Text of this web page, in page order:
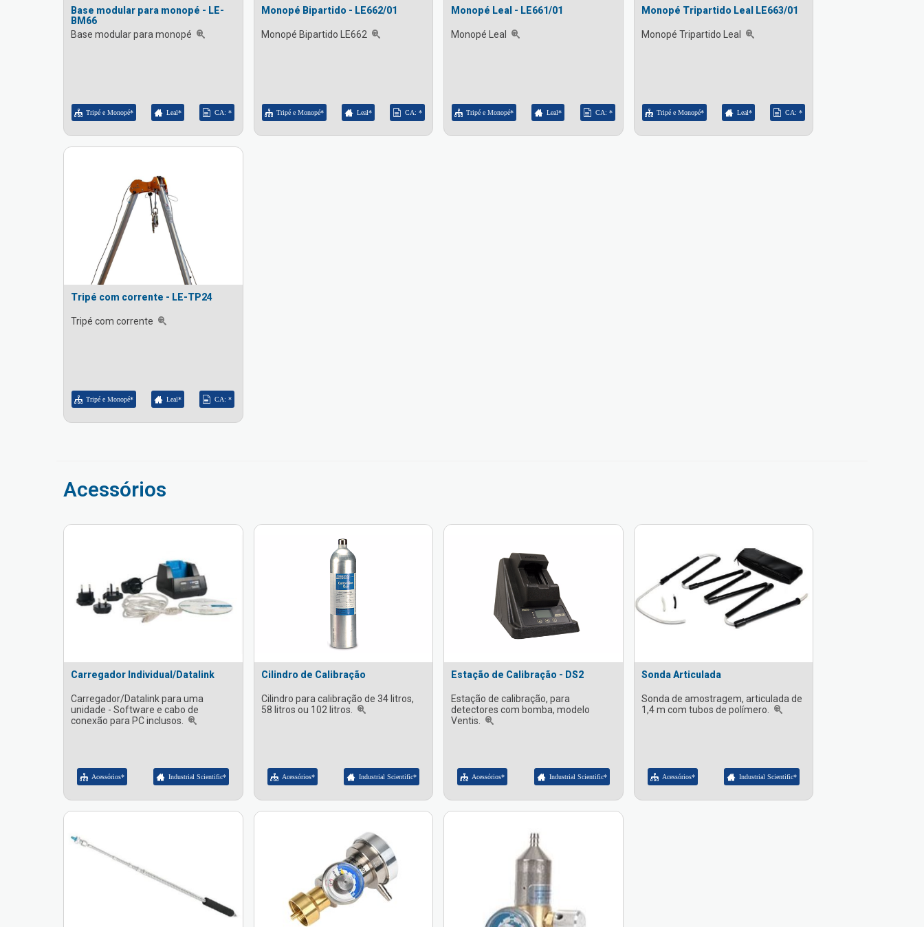
Base modular para monopé - LE-
BM66
Base modular para monopé
Tripé e Monopé* Leal* CA: *
Monopé Bipartido - LE662/01
Monopé Bipartido LE662
Tripé e Monopé* Leal* CA: *
Monopé Leal - LE661/01
Monopé Leal
Tripé e Monopé* Leal* CA: *
Monopé Tripartido Leal LE663/01
Monopé Tripartido Leal
Tripé e Monopé* Leal* CA: *
Tripé com corrente - LE-TP24
Tripé com corrente
Tripé e Monopé* Leal* CA: *
Acessórios
Carregador Individual/Datalink
Carregador/Datalink para uma
unidade - Software e cabo de
conexão para PC inclusos.
Acessórios* Industrial Scientific*
Cilindro de Calibração
Cilindro para calibração de 34 litros,
58 litros ou 102 litros.
Acessórios* Industrial Scientific*
Estação de Calibração - DS2
Estação de calibração, para
detectores com bomba, modelo
Ventis.
Acessórios* Industrial Scientific*
Sonda Articulada
Sonda de amostragem, articulada de
1,4 m com tubos de polímero.
Acessórios* Industrial Scientific*